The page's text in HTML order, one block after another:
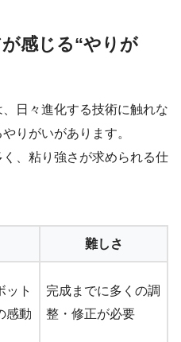
感じる“やりが
日々進化する技術に触れな
りがいがあります。
、粘り強さが求められる仕
難しさ
ット
感動
完成までに多くの調
整・修正が必要